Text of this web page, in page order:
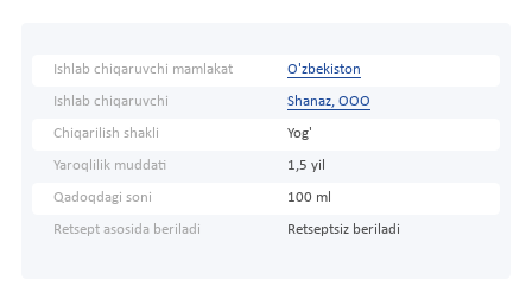
Ishlab chiqaruvchi mamlakat O'zbekiston
Ishlab chiqaruvchi Shanaz, ООО
Chiqarilish shakli Yog'
Yaroqlilik muddati 1,5 yil
Qadoqdagi soni 100 ml
Retsept asosida beriladi Retseptsiz beriladi